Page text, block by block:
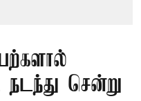
நடந்து சென்று